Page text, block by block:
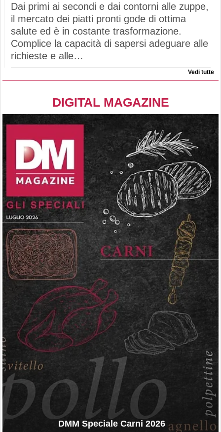
Dai primi ai secondi e dai contorni alle zuppe,
il mercato dei piatti pronti gode di ottima
salute ed è in costante trasformazione.
Complice la capacità di sapersi adeguare alle
richieste e alle…
Vedi tutte
DIGITAL MAGAZINE
DMM Speciale Carni 2026